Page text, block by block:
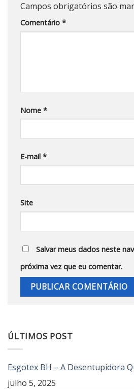
Campos obrigatórios são
Comentário *
Nome *
E-mail *
Site
Salvar meus dados neste
próxima vez que eu comentar.
ÚLTIMOS POST
Esgotex BH – A Desentupidora
julho 5, 2025